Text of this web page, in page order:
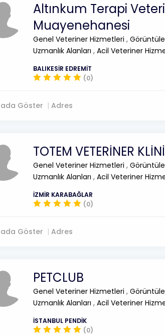
Altınkum Terapi
Muayenehanesi
Genel Veteriner Hizmetleri ,
Uzmanlık Alanları , Acil Veteriner
BALIKESİR EDREMİT
(0)
Göster Adres
TOTEM VETERİNER
Genel Veteriner Hizmetleri ,
Uzmanlık Alanları , Acil Veteriner
İZMİR KARABAĞLAR
(0)
Göster Adres
PETCLUB
Genel Veteriner Hizmetleri ,
Uzmanlık Alanları , Acil Veteriner
İSTANBUL PENDİK
(0)